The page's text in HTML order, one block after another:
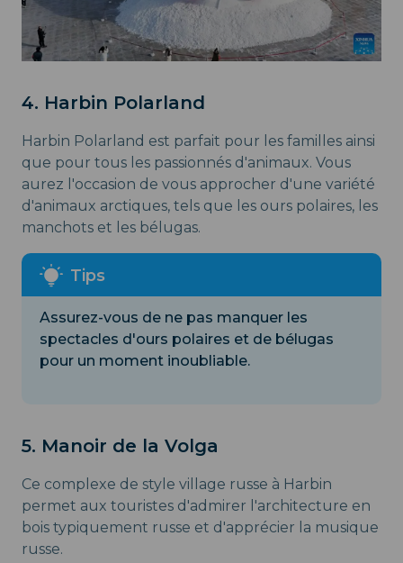
4. Harbin Polarland
Harbin Polarland est parfait pour les familles ainsi
que pour tous les passionnés d'animaux. Vous
aurez l'occasion de vous approcher d'une variété
d'animaux arctiques, tels que les ours polaires, les
manchots et les bélugas.
Assurez-vous de ne pas manquer les
spectacles d'ours polaires et de bélugas
pour un moment inoubliable.
5. Manoir de la Volga
Ce complexe de style village russe à Harbin
permet aux touristes d'admirer l'architecture en
bois typiquement russe et d'apprécier la musique
russe.